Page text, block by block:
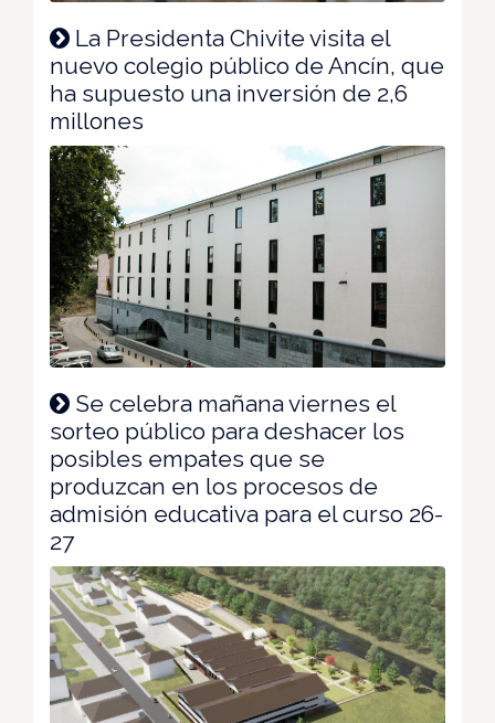
La Presidenta Chivite visita el
nuevo colegio público de Ancín, que
ha supuesto una inversión de 2,6
millones
Se celebra mañana viernes el
sorteo público para deshacer los
posibles empates que se
produzcan en los procesos de
admisión educativa para el curso 26-
27